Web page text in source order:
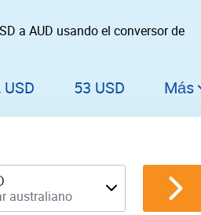
a AUD usando el conversor de
53 USD
55 USD
56 USD
57 USD
Más
australiano